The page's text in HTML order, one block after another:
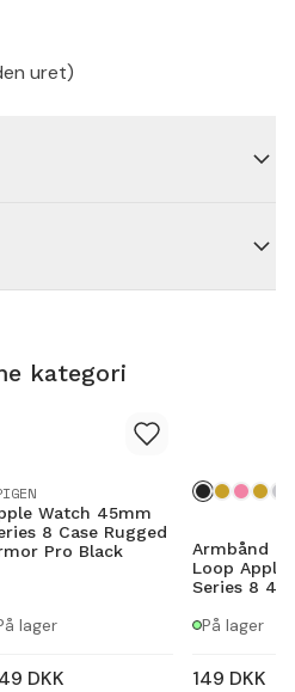
uret)
kategori
Watch 45mm
8 Case Rugged
Pro Black
lager
DKK
Armbånd
Loop Apple
Series 8
På lager
149 DKK